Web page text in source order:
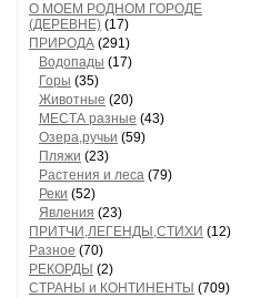
О МОЕМ РОДНОМ ГОРОДЕ
(ДЕРЕВНЕ) (17)
ПРИРОДА (291)
Водопады (17)
Горы (35)
Животные (20)
МЕСТА разные (43)
Озера,ручьи (59)
Пляжи (23)
Растения и леса (79)
Реки (52)
Явления (23)
ПРИТЧИ,ЛЕГЕНДЫ,СТИХИ (12)
Разное (70)
РЕКОРДЫ (2)
СТРАНЫ и КОНТИНЕНТЫ (709)